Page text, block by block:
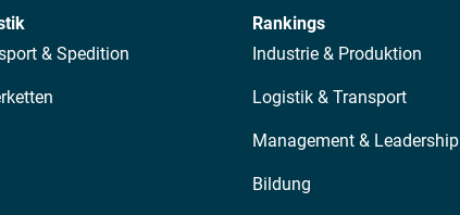
& Spedition
Rankings
Industrie & Produktion
Logistik & Transport
Management & Leadership
Bildung